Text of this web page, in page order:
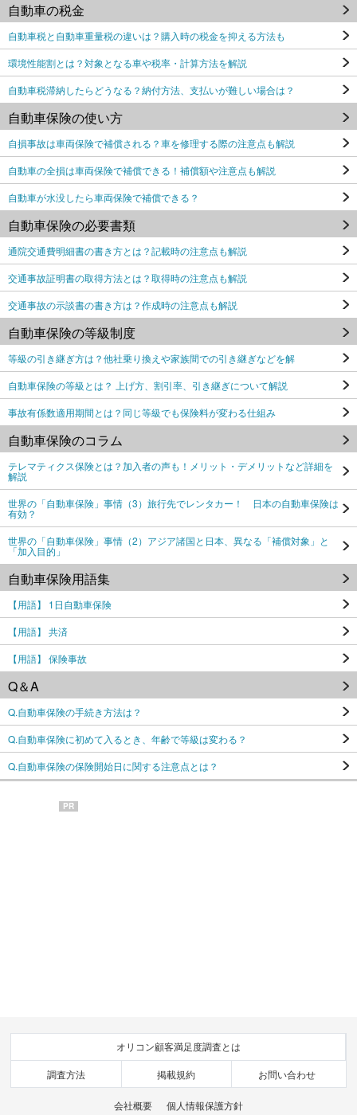
自動車の税金
自動車税と自動車重量税の違いは？購入時の税金を抑える方法も
環境性能割とは？対象となる車や税率・計算方法を解説
自動車税滞納したらどうなる？納付方法、支払いが難しい場合は？
自動車保険の使い方
自損事故は車両保険で補償される？車を修理する際の注意点も解説
自動車の全損は車両保険で補償できる！補償額や注意点も解説
自動車が水没したら車両保険で補償できる？
自動車保険の必要書類
通院交通費明細書の書き方とは？記載時の注意点も解説
交通事故証明書の取得方法とは？取得時の注意点も解説
交通事故の示談書の書き方は？作成時の注意点も解説
自動車保険の等級制度
等級の引き継ぎ方は？他社乗り換えや家族間での引き継ぎなどを解
自動車保険の等級とは？ 上げ方、割引率、引き継ぎについて解説
事故有係数適用期間とは？同じ等級でも保険料が変わる仕組み
自動車保険のコラム
テレマティクス保険とは？加入者の声も！メリット・デメリットなど詳細を
解説
世界の「自動車保険」事情（3）旅行先でレンタカー！ 日本の自動車保険は
有効？
世界の「自動車保険」事情（2）アジア諸国と日本、異なる「補償対象」と
「加入目的」
自動車保険用語集
【用語】 1日自動車保険
【用語】 共済
【用語】 保険事故
Q＆A
Q.自動車保険の手続き方法は？
Q.自動車保険に初めて入るとき、年齢で等級は変わる？
Q.自動車保険の保険開始日に関する注意点とは？
PR
オリコン顧客満足度調査とは
調査方法 掲載規約 お問い合わせ
会社概要 個人情報保護方針